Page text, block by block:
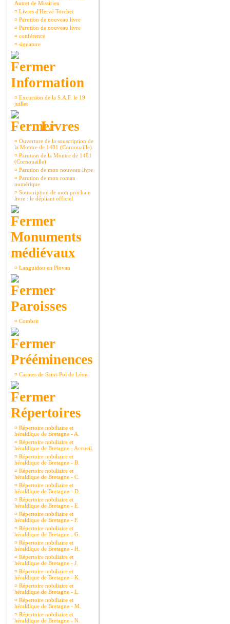
Autret de Missirien
¤ Livres d'Hervé Torchet
¤ Parution de nouveau livre
¤ Parution de nouveau livre
¤ conférence
¤ signature
Information
¤ Excursion de la S.A.F. le 19
juillet
Livres
¤ Ouverture de la souscription de
la Montre de 1481 (Cornouaille)
¤ Parution de la Montre de 1481
(Cornouaille)
¤ Parution de mon nouveau livre
¤ Parution de mon roman
numérique
¤ Souscription de mon prochain
livre : le dépliant officiel
Monuments
médiévaux
¤ Languidou en Plovan
Paroisses
¤ Combrit
Prééminences
¤ Carmes de Saint-Pol de Léon
Répertoires
¤ Répertoire nobiliaire et
héraldique de Bretagne - A.
¤ Répertoire nobiliaire et
héraldique de Bretagne - Accueil.
¤ Répertoire nobiliaire et
héraldique de Bretagne - B.
¤ Répertoire nobiliaire et
héraldique de Bretagne - C.
¤ Répertoire nobiliaire et
héraldique de Bretagne - D.
¤ Répertoire nobiliaire et
héraldique de Bretagne - E.
¤ Répertoire nobiliaire et
héraldique de Bretagne - F.
¤ Répertoire nobiliaire et
héraldique de Bretagne - G.
¤ Répertoire nobiliaire et
héraldique de Bretagne - H.
¤ Répertoire nobiliaire et
héraldique de Bretagne - J.
¤ Répertoire nobiliaire et
héraldique de Bretagne - K.
¤ Répertoire nobiliaire et
héraldique de Bretagne - L.
¤ Répertoire nobiliaire et
héraldique de Bretagne - M.
¤ Répertoire nobiliaire et
héraldique de Bretagne - N.